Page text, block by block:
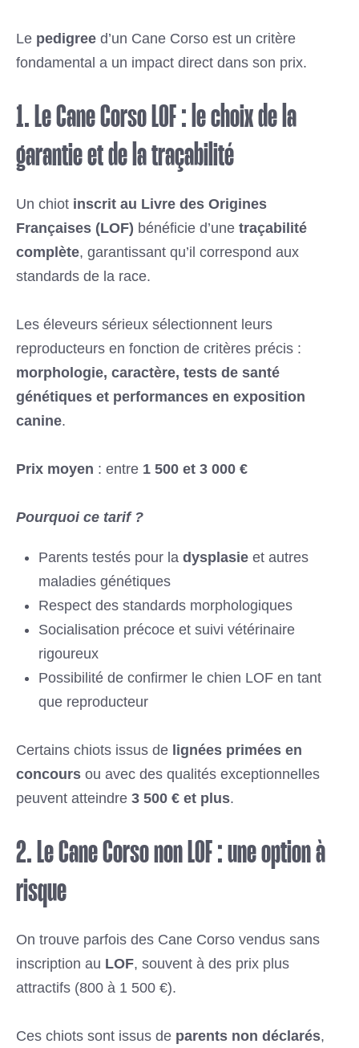
Le pedigree d’un Cane Corso est un critère
fondamental a un impact direct dans son prix.
1. Le Cane Corso LOF : le choix de la
garantie et de la traçabilité
Un chiot inscrit au Livre des Origines
Françaises (LOF) bénéficie d’une traçabilité
complète, garantissant qu’il correspond aux
standards de la race.
Les éleveurs sérieux sélectionnent leurs
reproducteurs en fonction de critères précis :
morphologie, caractère, tests de santé
génétiques et performances en exposition
canine.
Prix moyen : entre 1 500 et 3 000 €
Pourquoi ce tarif ?
Parents testés pour la dysplasie et autres
maladies génétiques
Respect des standards morphologiques
Socialisation précoce et suivi vétérinaire
rigoureux
Possibilité de confirmer le chien LOF en tant
que reproducteur
Certains chiots issus de lignées primées en
concours ou avec des qualités exceptionnelles
peuvent atteindre 3 500 € et plus.
2. Le Cane Corso non LOF : une option à
risque
On trouve parfois des Cane Corso vendus sans
inscription au LOF, souvent à des prix plus
attractifs (800 à 1 500 €).
Ces chiots sont issus de parents non déclarés,